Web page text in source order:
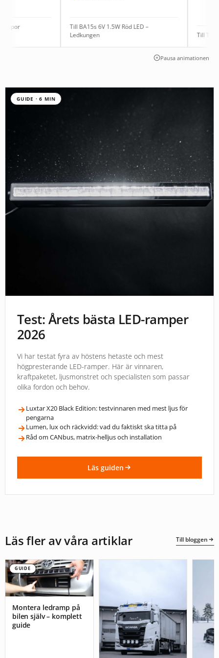
Till BA15s 6V 1.5W Röd LED –
Ledkungen
Till Tröja
Pausa animationen
GUIDE · 6 MIN
Test: Årets bästa LED-ramper
2026
Vi har testat fyra av höstens hetaste och mest
högpresterande LED-ramper. Här är vinnaren,
kraftpaketet, ljusmonstret och specialisten som passar
olika fordon och behov.
Luxtar X20 Black Edition: testvinnaren med mest ljus för
pengarna
Lumen, lux och räckvidd: vad du faktiskt ska titta på
Råd om CANbus, matrix-helljus och installation
Läs guiden
Läs fler av våra artiklar Till bloggen
GUIDE
Montera ledramp på
bilen själv – komplett
guide